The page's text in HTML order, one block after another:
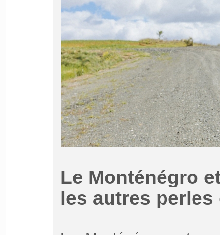
Le Monténégro
les autres perles